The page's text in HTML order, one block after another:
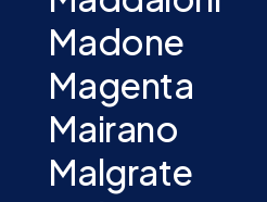
Madone
Magenta
Mairano
Malgrate